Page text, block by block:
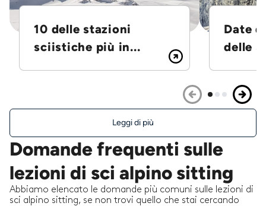
10 delle stazioni
sciistiche più in...
Date
delle
Leggi di più
Domande frequenti sulle
lezioni di sci alpino sitting
Abbiamo elencato le domande più comuni sulle lezioni di
sci alpino sitting, se non trovi quello che stai cercando